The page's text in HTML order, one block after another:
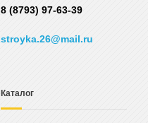
8 (8793) 97-63-39
stroyka.26@mail.ru
Каталог